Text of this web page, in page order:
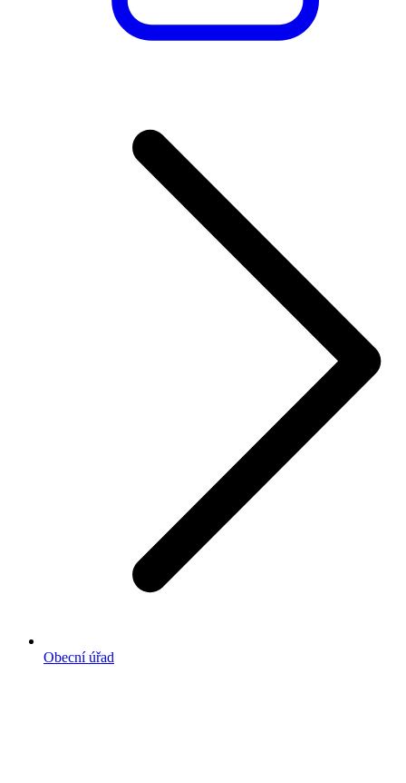
Obecní úřad